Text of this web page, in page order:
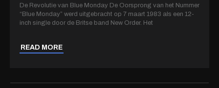
De Revolutie van Blue Monday De Oorsprong van het Nummer
“Blue Monday” werd uitgebracht op 7 maart 1983 als een 12-
inch single door de Britse band New Order. Het
READ MORE